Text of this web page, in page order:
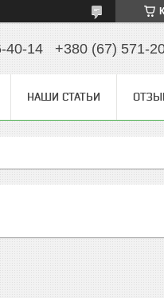
40-14 +380 (67) 571-
НАШИ СТАТЬИ